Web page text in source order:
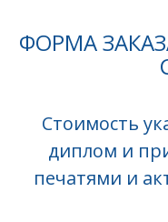
ФОРМА
Стоимость
диплом и
печатями и